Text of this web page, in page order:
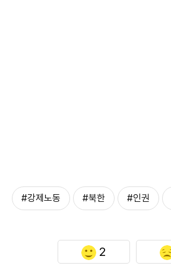
#강제노동 #북한 #인권
2